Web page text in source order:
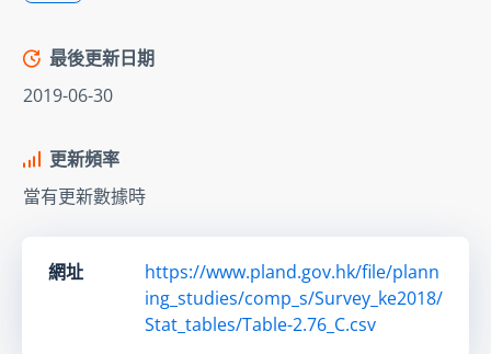
最後更新日期
2019-06-30
更新頻率
當有更新數據時
網址
https://www.pland.gov.hk/file/plann
ing_studies/comp_s/Survey_ke2018/
Stat_tables/Table-2.76_C.csv